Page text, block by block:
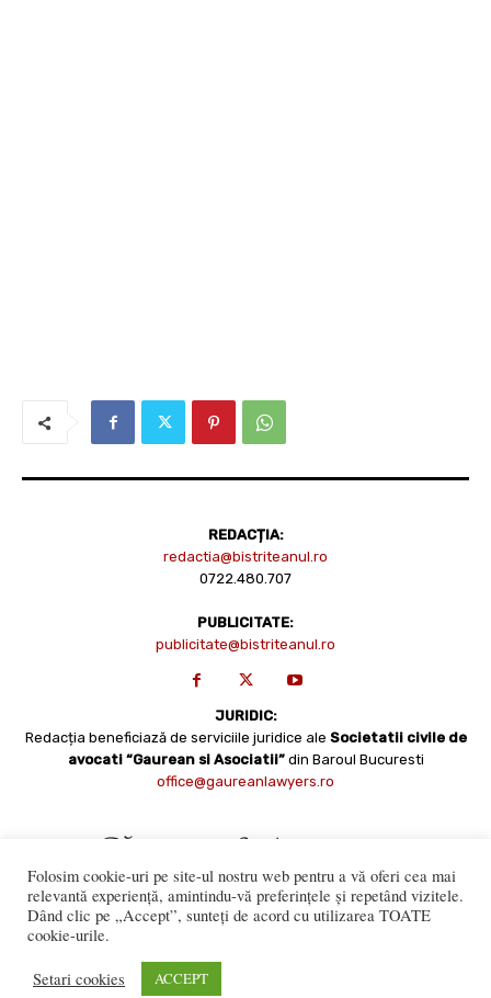
REDACȚIA:
redactia@bistriteanul.ro
0722.480.707
PUBLICITATE:
publicitate@bistriteanul.ro
JURIDIC:
Redacția beneficiază de serviciile juridice ale Societatii civile de
avocati “Gaurean si Asociatii” din Baroul Bucuresti
office@gaureanlawyers.ro
numai cu acordul expres al Bistriteanul.Ro. © Copyright 2008 -
Folosim cookie-uri pe site-ul nostru web pentru a vă oferi cea mai
relevantă experiență, amintindu-vă preferințele și repetând vizitele.
Dând clic pe „Accept”, sunteți de acord cu utilizarea TOATE
cookie-urile.
Setari cookies ACCEPT